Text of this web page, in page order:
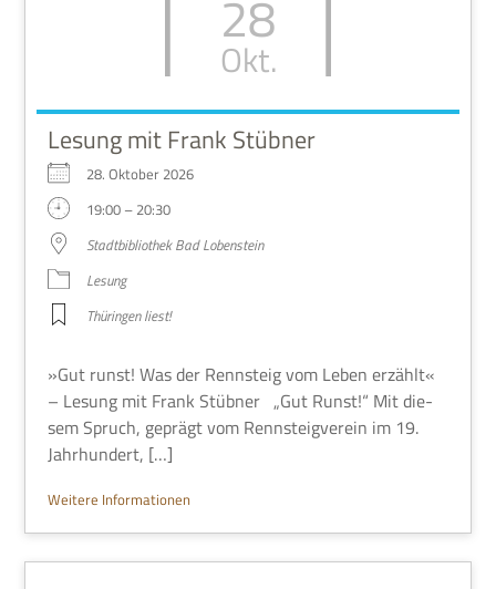
28
Okt.
Lesung mit Frank Stübner
28. Okto­ber 2026
19:00 – 20:30
Stadt­bi­blio­thek Bad Lobenstein
Lesung
Thü­rin­gen liest!
»Gut runst! Was der Renn­steig vom Leben erzählt«
– Lesung mit Frank Stüb­ner „Gut Runst!“ Mit die­
sem Spruch, geprägt vom Renn­steig­ver­ein im 19.
Jahrhundert, […]
Wei­tere Informationen